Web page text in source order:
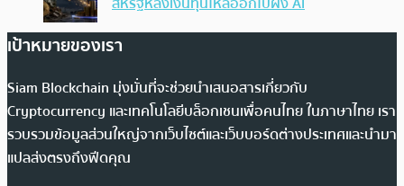
เป้าหมายของเรา
Siam Blockchain มุ่งมั่นที่จะช่วยนำเสนอสารเกี่ยวกับ
Cryptocurrency และเทคโนโลยีบล็อกเชนเพื่อคนไทย ในภาษาไทย เรา
รวบรวมข้อมูลส่วนใหญ่จากเว็บไซต์และเว็บบอร์ดต่างประเทศและนำมา
แปลส่งตรงถึงฟีดคุณ